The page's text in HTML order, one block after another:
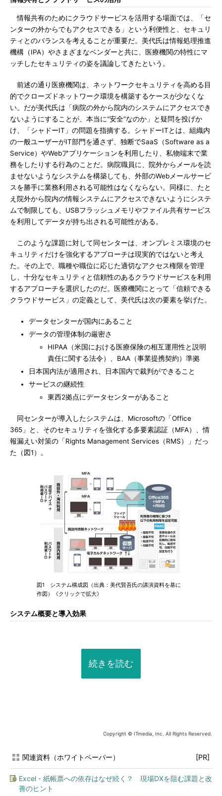
情報共有のためにクラウドサービスを活用する場面では、「セ
ンターの外からでもアクセスできる」という利便性と、セキュリ
ティとのバランスを考えることが重要だ。美代氏は情報処理推進
機構（IPA）やさまざまなベンダーと共に、医療機関の特性にマ
ッチしたセキュリティの姿を議論してきたという。
前述の通り医療機関は、ネットワークセキュリティを高める目
的でクローズドネットワーク環境を構築するケースが少なくな
い。だが美代氏は「病院の外から院内のシステムにアクセスでき
ないようにすることが、本当に“安全”なのか」と疑問を投げか
け、「シャドーIT」の問題を指摘する。シャドーITとは、組織内
の一般ユーザーがIT部門を通さず、独断でSaaS（Software as a
Service）やWebアプリケーションを利用したり、私物端末で業
務をしたりする行為のことだ。病院職員に、院外からメールを読
ませないようなシステムを構築しても、外部のWebメールサービ
スを勝手に業務利用される可能性はなくならない。同様に、たと
え院外から院内の情報システムにアクセスできないようにシステ
ムで制限しても、USBフラッシュメモリやファイル共有サービス
を利用してデータが持ち出される可能性がある。
このような課題に対して同センターは、オンプレミス環境のセ
キュリティだけを強化するアプローチは現実的ではないと考え
た。その上で、職種や職位に応じた適切なアクセス権限を管理
し、十分なセキュリティと信頼性のあるクラウドサービスを利用
するアプローチを選択したのだ。医療機関にとって「信頼できる
クラウドサービス」の定義として、美代氏は次の要素を挙げた。
データセンターが国内にあること
データの管理体制の厳密さ
HIPAA（米国における医療保険の相互運用性と説明
責任に関する法令）、BAA（事業提携契約）準拠
日本国内法が適用され、日本国内で裁判ができること
サービスの継続性
東西2拠点にデータセンターがあること
同センターが導入したシステムは、Microsoftの「Office
365」と、そのセキュリティを強化する多要素認証（MFA）、情
報漏えい対策の「Rights Management Services（RMS）」だっ
た（図1）。
図1 システム構成図（出典：美代賢吾氏の講演資料を基に
作図）《クリックで拡大》
システム概要と導入効果
続きを読む
Copyright © ITmedia, Inc. All Rights Reserved.
関連資料（ホワイトペーパー） [PR]
Excel・紙帳票への依存はなぜ続く？ 現場DXを阻む課題と改
善のヒント